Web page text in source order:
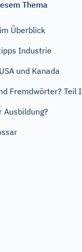
Thema
Überblick
Industrie
und Kanada
Fremdwörter? Teil I
Ausbildung?